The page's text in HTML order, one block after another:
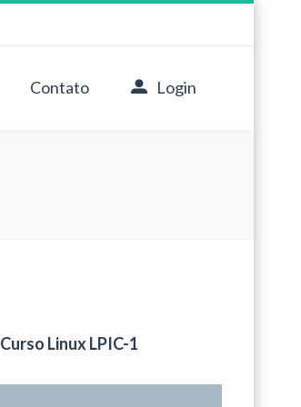
Contato Login
Curso Linux LPIC-1